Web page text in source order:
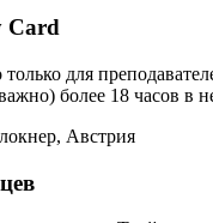
Card
для
более 18 часов в
Австрия